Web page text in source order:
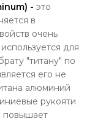
- это
в
очень
для
"титану" по
его не
алюминий
рукояти
повышает